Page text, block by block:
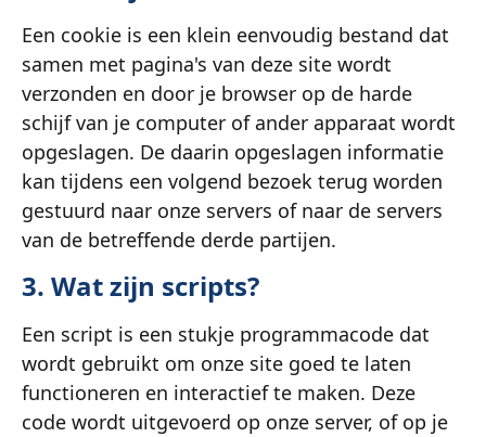
Een cookie is een klein eenvoudig bestand dat
samen met pagina's van deze site wordt
verzonden en door je browser op de harde
schijf van je computer of ander apparaat wordt
opgeslagen. De daarin opgeslagen informatie
kan tijdens een volgend bezoek terug worden
gestuurd naar onze servers of naar de servers
van de betreffende derde partijen.
3. Wat zijn scripts?
Een script is een stukje programmacode dat
wordt gebruikt om onze site goed te laten
functioneren en interactief te maken. Deze
code wordt uitgevoerd op onze server, of op je